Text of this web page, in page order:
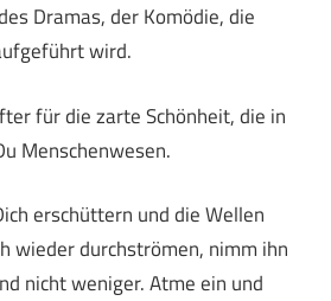
Dramas, der Komödie, die
wird.
für die zarte Schönheit, die in
Menschenwesen.
erschüttern und die Wellen
wieder durchströmen, nimm ihn
nicht weniger. Atme ein und